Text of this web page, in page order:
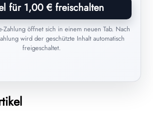
für 1,00 € freischalten
Zahlung öffnet sich in einem neuen Tab. Nach
wird der geschützte Inhalt automatisch
freigeschaltet.
2025: Österreich
Digitalisierung und